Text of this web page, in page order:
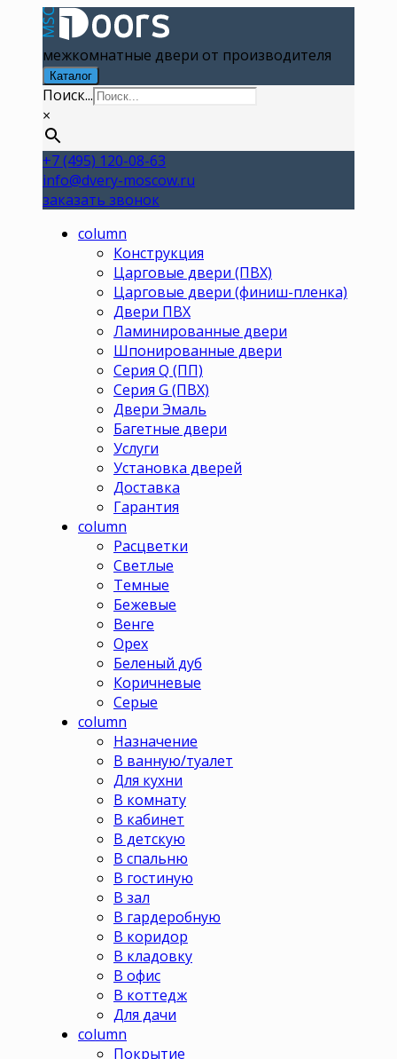
межкомнатные двери от производителя
Каталог
Поиск...
×
+7 (495) 120-08-63
info@dvery-moscow.ru
заказать звонок
column
Конструкция
Царговые двери (ПВХ)
Царговые двери (финиш-пленка)
Двери ПВХ
Ламинированные двери
Шпонированные двери
Серия Q (ПП)
Серия G (ПВХ)
Двери Эмаль
Багетные двери
Услуги
Установка дверей
Доставка
Гарантия
column
Расцветки
Светлые
Темные
Бежевые
Венге
Орех
Беленый дуб
Коричневые
Серые
column
Назначение
В ванную/туалет
Для кухни
В комнату
В кабинет
В детскую
В спальню
В гостиную
В зал
В гардеробную
В коридор
В кладовку
В офис
В коттедж
Для дачи
column
Покрытие